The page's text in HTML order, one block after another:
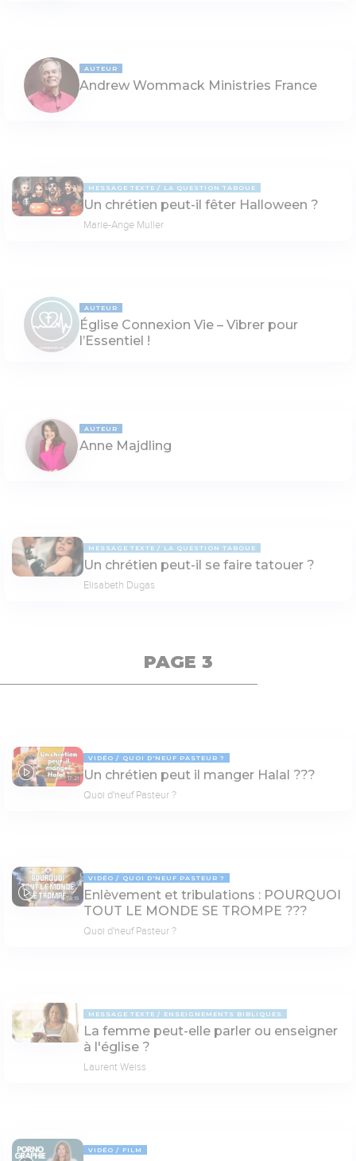
AUTEUR
Andrew Wommack Ministries France
MESSAGE TEXTE LA QUESTION TABOUE
Un chrétien peut-il fêter Halloween ?
Marie-Ange Muller
AUTEUR
Église Connexion Vie – Vibrer pour
l’Essentiel !
AUTEUR
Anne Majdling
MESSAGE TEXTE LA QUESTION TABOUE
Un chrétien peut-il se faire tatouer ?
Elisabeth Dugas
PAGE 3
17:21
VIDÉO QUOI D'NEUF PASTEUR ?
Un chrétien peut il manger Halal ???
Quoi d'neuf Pasteur ?
78:19
VIDÉO QUOI D'NEUF PASTEUR ?
Enlèvement et tribulations : POURQUOI
TOUT LE MONDE SE TROMPE ???
Quoi d'neuf Pasteur ?
MESSAGE TEXTE ENSEIGNEMENTS BIBLIQUES
La femme peut-elle parler ou enseigner
à l'église ?
Laurent Weiss
VIDÉO FILM